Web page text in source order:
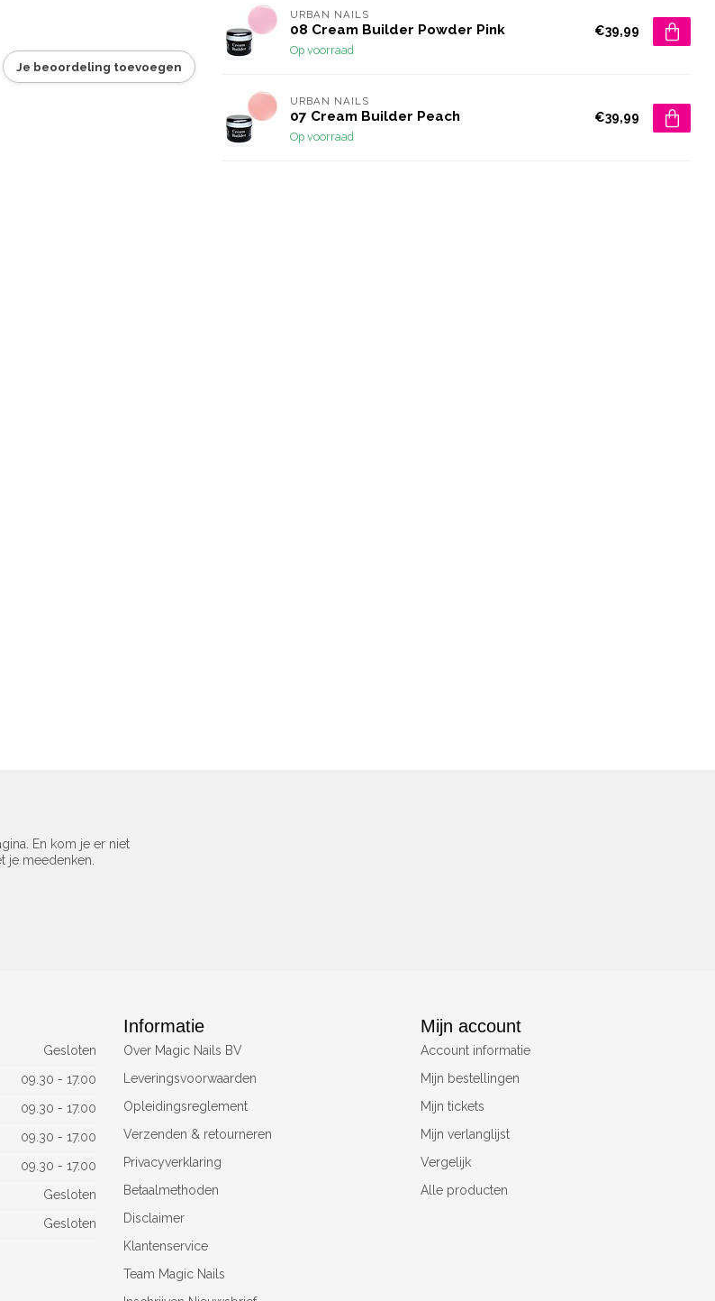
Je beoordeling toevoegen
URBAN NAILS
08 Cream Builder Powder Pink
Op voorraad
€39,99
URBAN NAILS
07 Cream Builder Peach
Op voorraad
€39,99
En kom je er niet
je meedenken.
Gesloten
09.30 - 17.00
09.30 - 17.00
09.30 - 17.00
09.30 - 17.00
Gesloten
Gesloten
Informatie
Over Magic Nails BV
Leveringsvoorwaarden
Opleidingsreglement
Verzenden & retourneren
Privacyverklaring
Betaalmethoden
Disclaimer
Klantenservice
Team Magic Nails
Mijn account
Account informatie
Mijn bestellingen
Mijn tickets
Mijn verlanglijst
Vergelijk
Alle producten